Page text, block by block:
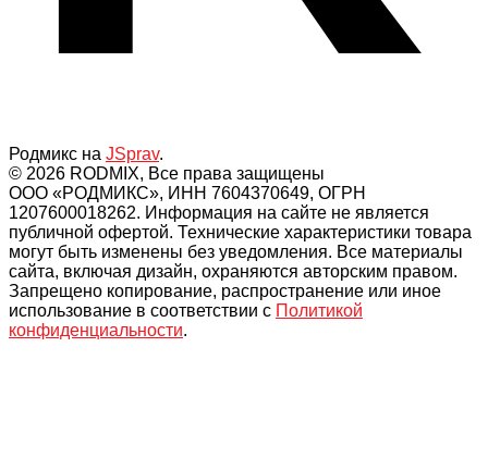
Родмикс на JSprav.
© 2026 RODMIX, Все права защищены
ООО «РОДМИКС», ИНН 7604370649, ОГРН
1207600018262. Информация на сайте не является
публичной офертой. Технические характеристики товара
могут быть изменены без уведомления. Все материалы
сайта, включая дизайн, охраняются авторским правом.
Запрещено копирование, распространение или иное
использование в соответствии с Политикой
конфиденциальности.